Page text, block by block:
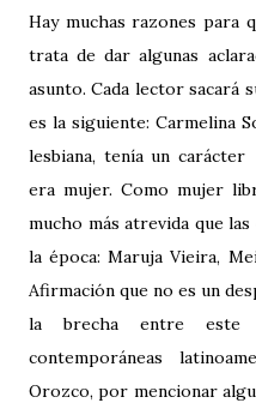
Hay muchas razones para
trata de dar algunas
asunto. Cada lector sacará
es la siguiente: Carmelina
lesbiana, tenía un
era mujer. Como mujer
mucho más atrevida que
la época: Maruja Vieira,
Afirmación que no es un
la brecha entre
contemporáneas
Orozco, por mencionar